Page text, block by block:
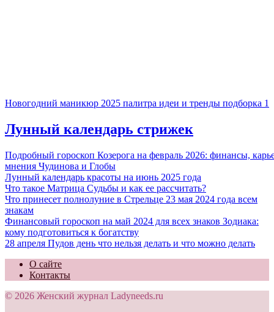
Новогодний маникюр 2025 палитра идеи и тренды подборка 1
Лунный календарь стрижек
Подробный гороскоп Козерога на февраль 2026: финансы,
мнения Чудинова и Глобы
Лунный календарь красоты на июнь 2025 года
Что такое Матрица Судьбы и как ее рассчитать?
Что принесет полнолуние в Стрельце 23 мая 2024 года всем
знакам
Финансовый гороскоп на май 2024 для всех знаков Зодиака:
кому подготовиться к богатству
28 апреля Пудов день что нельзя делать и что можно делать
О сайте
Контакты
© 2026 Женский журнал Ladyneeds.ru